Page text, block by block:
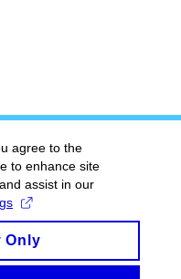
agree to the
to enhance site
assist in our
Only